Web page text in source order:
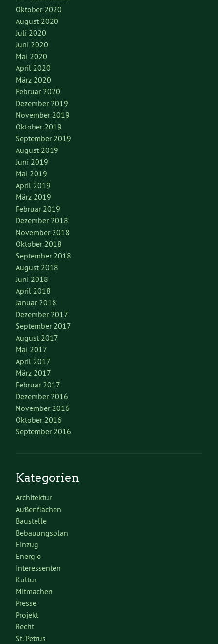
Oktober 2020
August 2020
Juli 2020
Juni 2020
Mai 2020
April 2020
März 2020
Februar 2020
Dezember 2019
November 2019
Oktober 2019
September 2019
August 2019
Juni 2019
Mai 2019
April 2019
März 2019
Februar 2019
Dezember 2018
November 2018
Oktober 2018
September 2018
August 2018
Juni 2018
April 2018
Januar 2018
Dezember 2017
September 2017
August 2017
Mai 2017
April 2017
März 2017
Februar 2017
Dezember 2016
November 2016
Oktober 2016
September 2016
Kategorien
Architektur
Außenflächen
Baustelle
Bebauungsplan
Einzug
Energie
Interessenten
Kultur
Mitmachen
Presse
Projekt
Recht
St. Petrus